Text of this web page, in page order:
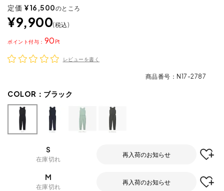
定価 ¥16,500のところ
¥9,900 税込
90
ポイント
レビューを書く
商品番号 N17-2787
COLOR： ブラック
S
在庫切れ
再入荷のお知らせ
M
在庫切れ
再入荷のお知らせ